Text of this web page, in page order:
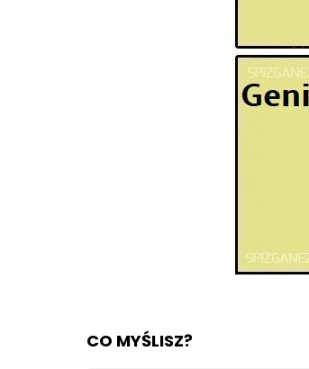
CO MYŚLISZ?